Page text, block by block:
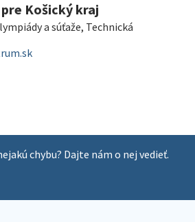
Košický kraj
a súťaže, Technická
chybu? Dajte nám o nej vedieť.